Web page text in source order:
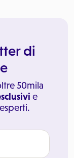
di
50mila
e